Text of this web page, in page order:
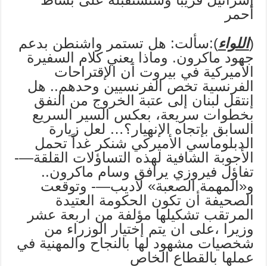
أحمر
(اللواء):سألت: هل تستمر واشنطن بدعم
جهود ماكرون. وماذا يعني كلام السفيرة
الأميركية في بيروت أن الإقتراحات
الفرنسية تخص الفرنسيين وحدهم.. هل
إنتقل لبنان إلى عتبة الخروج من النفق
بخطوات سريعة، بعكس السير السريع
السابق بإتجاه الإنهيار؟… لعل زيارة
الدبلوماسي الأميركي شنكر غداً تحمل
الأجوبة الشافية لهذه التساؤلات القلقة—-
تفاؤل فيروزي يرافق وسام ماكرون..
و«المهمة الصعبة» لأديب—- وتوقعت
الصحيفة أن تكون الحكومة العتيدة
المرتقب تشكيلها مؤلفة من اربعة عشر
وزيرا ،على ان يتم إختيار الوزراء من
شخصيات مشهود لها بالنجاح والمهنية في
عملها بالقطاع الخاص